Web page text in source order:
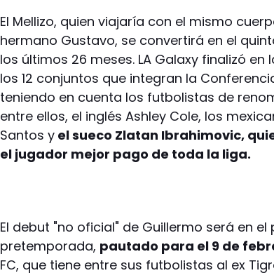
El Mellizo, quien viajaría con el mismo
hermano Gustavo, se convertirá en el
los últimos 26 meses. LA Galaxy finalizó
los 12 conjuntos que integran la
teniendo en cuenta los futbolistas de
entre ellos, el inglés Ashley Cole, los
Santos y el sueco Zlatan Ibrahimovic,
el jugador mejor pago de toda la liga.
El debut "no oficial" de Guillermo será en
pretemporada, pautado para el 9 de
FC, que tiene entre sus futbolistas al ex